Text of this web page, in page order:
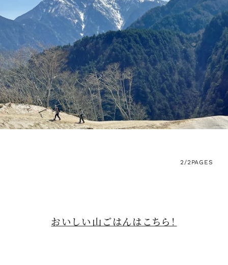
2/2PAGES
おいしい山ごはんはこちら！